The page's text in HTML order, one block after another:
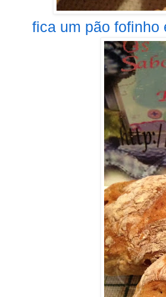
fica um pão fofinho